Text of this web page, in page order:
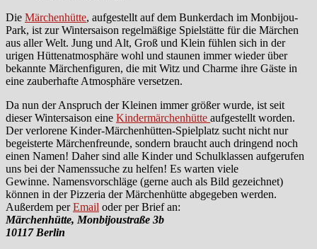
Die Märchenhütte, aufgestellt auf dem Bunkerdach im Monbijou-
Park, ist zur Wintersaison regelmäßige Spielstätte für die Märchen
aus aller Welt. Jung und Alt, Groß und Klein fühlen sich in der
urigen Hüttenatmosphäre wohl und staunen immer wieder über
bekannte Märchenfiguren, die mit Witz und Charme ihre Gäste in
eine zauberhafte Atmosphäre versetzen.
Da nun der Anspruch der Kleinen immer größer wurde, ist seit
dieser Wintersaison eine Kindermärchenhütte aufgestellt worden.
Der verlorene Kinder-Märchenhütten-Spielplatz sucht nicht nur
begeisterte Märchenfreunde, sondern braucht auch dringend noch
einen Namen! Daher sind alle Kinder und Schulklassen aufgerufen
uns bei der Namenssuche zu helfen! Es warten viele
Gewinne. Namensvorschläge (gerne auch als Bild gezeichnet)
können in der Pizzeria der Märchenhütte abgegeben werden.
Außerdem perEmail oder per Brief an:
Märchenhütte, Monbijoustraße 3b
10117 Berlin